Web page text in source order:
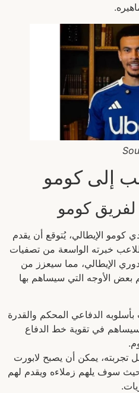
إلى كومو
كومو
كومو الإيطالي، يُتوقع أن يقدم
خبرته الواسعة من تصفيات
الإيطالي، مما سيعزز من
بعض الأوجه التي سيساهم بها
بأسلوبه الدفاعي المحكم والقدرة
سيساهم في تقوية خط الدفاع
تجربته، يمكن أن يصبح لابورت
سوف يلهم زملاءه ويقدم لهم